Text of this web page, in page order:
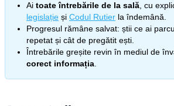
Ai toate întrebările de la sală , cu
legislație și Codul Rutier la îndemână.
Progresul rămâne salvat: știi ce ai
repetat și cât de pregătit ești.
Întrebările greșite revin în mediul de
corect informația